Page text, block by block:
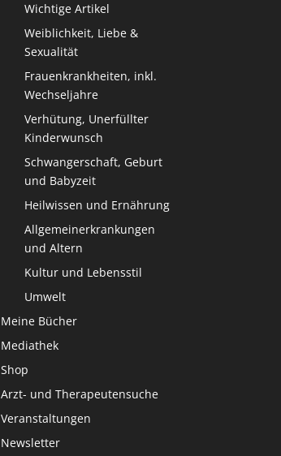
Wichtige Artikel
Weiblichkeit, Liebe &
Sexualität
Frauenkrankheiten, inkl.
Wechseljahre
Verhütung, Unerfüllter
Kinderwunsch
Schwangerschaft, Geburt
und Babyzeit
Heilwissen und Ernährung
Allgemeinerkrankungen
und Altern
Kultur und Lebensstil
Umwelt
Meine Bücher
Mediathek
Shop
Arzt- und Therapeutensuche
Veranstaltungen
Newsletter